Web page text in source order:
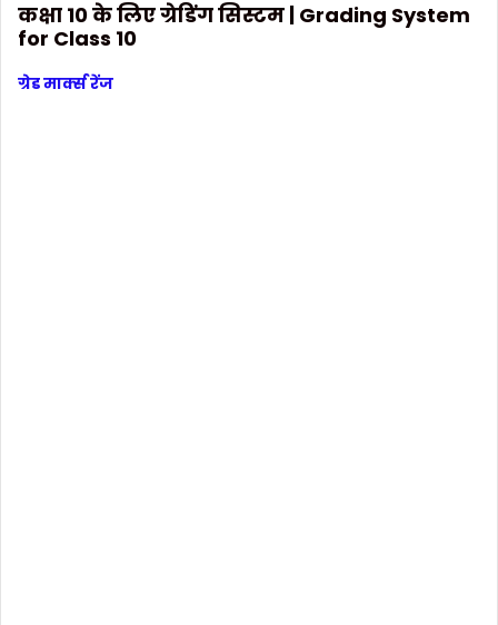
कक्षा 10 के लिए ग्रेडिंग सिस्टम | Grading System
for Class 10
ग्रेड मार्क्स रेंज